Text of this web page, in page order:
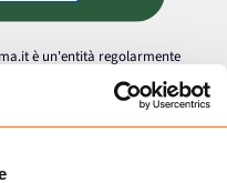
è un'entità regolarmente
la vendita online di